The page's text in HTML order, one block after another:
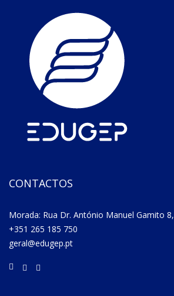
CONTACTOS
Morada: Rua Dr. António Manuel Gamito
+351 265 185 750
geral@edugep.pt